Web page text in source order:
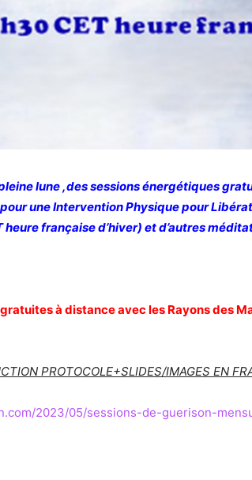
lune ,des sessions énergétiques
une Intervention Physique pour
heure française d’hiver) et d’autres
à distance avec les Rayons des
PROTOCOLE+SLIDES/IMAGES EN
2023/05/sessions-de-guerison-